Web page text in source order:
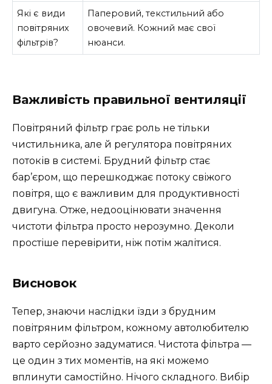
Які є види
повітряних
фільтрів?
Паперовий, текстильний або
овочевий. Кожний має свої
нюанси.
Важливість правильної вентиляції
Повітряний фільтр грає роль не тільки
чистильника, але й регулятора повітряних
потоків в системі. Брудний фільтр стає
бар’єром, що перешкоджає потоку свіжого
повітря, що є важливим для продуктивності
двигуна. Отже, недооцінювати значення
чистоти фільтра просто нерозумно. Деколи
простіше перевірити, ніж потім жалітися.
Висновок
Тепер, знаючи наслідки їзди з брудним
повітряним фільтром, кожному автолюбителю
варто серйозно задуматися. Чистота фільтра —
це один з тих моментів, на які можемо
вплинути самостійно. Нічого складного. Вибір